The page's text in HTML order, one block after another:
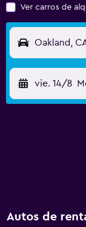
Ver carros de
Oakland,
vie. 14/8
Autos de